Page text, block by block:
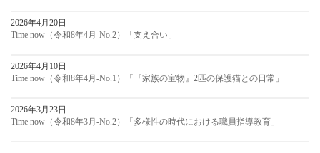
2026年4月20日
Time now（令和8年4月-No.2）「支え合い」
2026年4月10日
Time now（令和8年4月-No.1）「『家族の宝物』2匹の保護猫との日常」
2026年3月23日
Time now（令和8年3月-No.2）「多様性の時代における職員指導教育」